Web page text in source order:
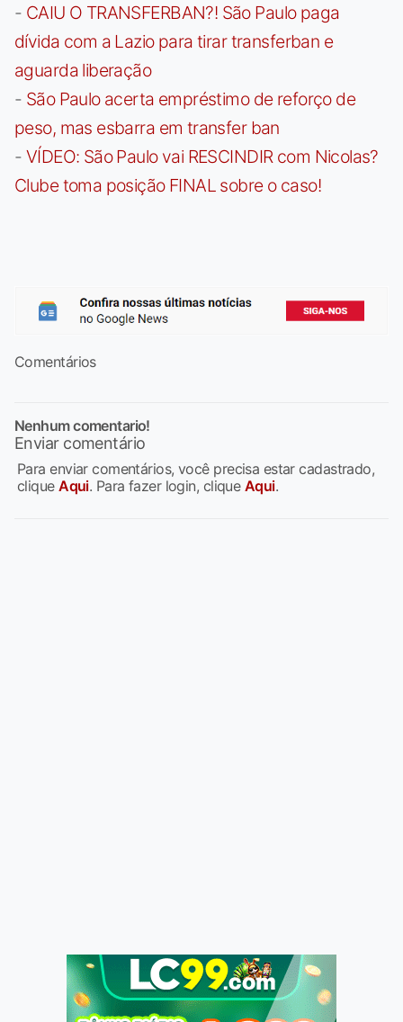
- CAIU O TRANSFERBAN?! São Paulo paga
dívida com a Lazio para tirar transferban e
aguarda liberação
- São Paulo acerta empréstimo de reforço de
peso, mas esbarra em transfer ban
- VÍDEO: São Paulo vai RESCINDIR com Nicolas?
Clube toma posição FINAL sobre o caso!
Comentários
Nenhum comentario!
Enviar comentário
Para enviar comentários, você precisa estar cadastrado,
cliqueAqui. Para fazer login, clique Aqui.